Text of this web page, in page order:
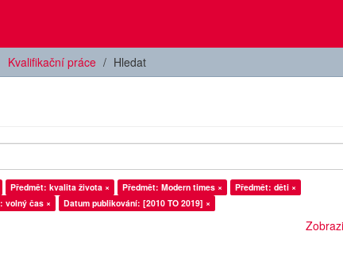
Kvalifikační práce Hledat
Předmět: kvalita života × Předmět: Modern times ×
Předmět: děti ×
volný čas × Datum publikování: [2010 TO 2019] ×